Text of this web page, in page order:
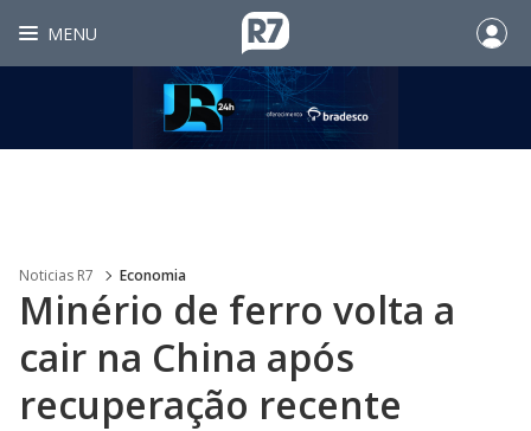
MENU
Noticias R7 Economia
Minério de ferro volta a
cair na China após
recuperação recente